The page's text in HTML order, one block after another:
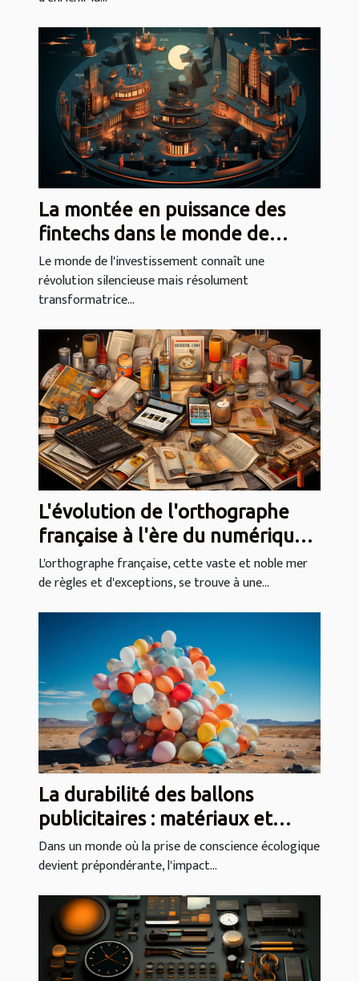
La montée en puissance des
fintechs dans le monde de
l'investissement
Le monde de l'investissement connaît une
révolution silencieuse mais résolument
transformatrice...
L'évolution de l'orthographe
française à l'ère du numérique
et des correcteurs
automatiques
L'orthographe française, cette vaste et noble mer
de règles et d'exceptions, se trouve à une...
La durabilité des ballons
publicitaires : matériaux et
pratiques éco-responsables
Dans un monde où la prise de conscience écologique
devient prépondérante, l'impact...